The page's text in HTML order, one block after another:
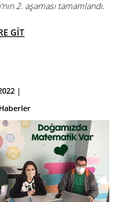
2. aşaması tamamlandı.
GİT
|